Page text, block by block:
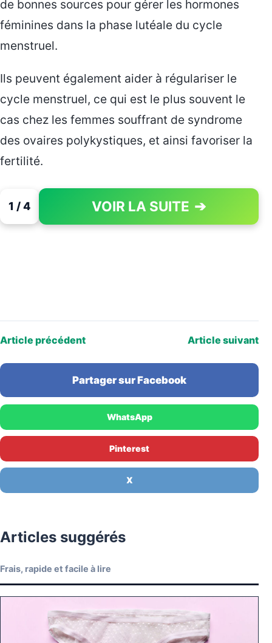
de bonnes sources pour gérer les hormones
féminines dans la phase lutéale du cycle
menstruel.
Ils peuvent également aider à régulariser le
cycle menstruel, ce qui est le plus souvent le
cas chez les femmes souffrant de syndrome
des ovaires polykystiques, et ainsi favoriser la
fertilité.
1 / 4 VOIR LA SUITE ➔
PAGE 1 OF 4
Article précédent Article suivant
Partager sur Facebook
WhatsApp
Pinterest
X
Articles suggérés
Frais, rapide et facile à lire